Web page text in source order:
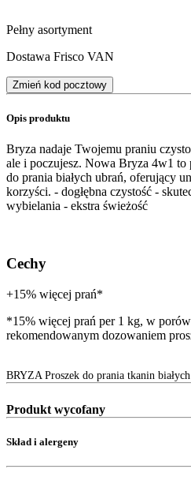
Pełny asortyment
Dostawa Frisco VAN
Zmień kod pocztowy
Opis produktu
Bryza nadaje Twojemu praniu
ale i poczujesz. Nowa Bryza 4w1 to
do prania białych ubrań, oferujący
korzyści. - dogłębna czystość -
wybielania - ekstra świeżość
Cechy
+15% więcej prań*
*15% więcej prań per 1 kg, w
rekomendowanym dozowaniem
BRYZA Proszek do prania tkanin
Produkt wycofany
Skład i alergeny